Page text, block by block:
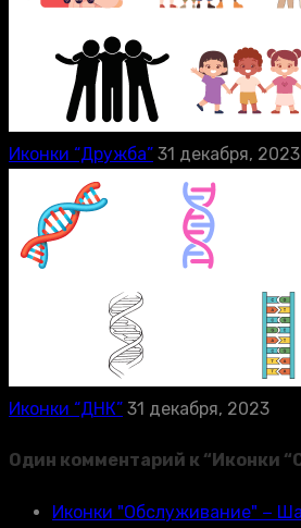
Иконки “Дружба” 31 декабря, 2023
Иконки “ДНК” 31 декабря, 2023
Один комментарий к “ Иконки
Иконки "Обслуживание" −